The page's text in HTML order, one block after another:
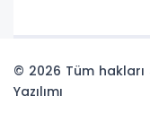
© 2026 Tüm hakları
Yazılımı